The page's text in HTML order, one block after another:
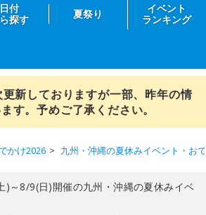
日付
探す
夏祭り
イベント
ランキング
新しておりますが一部、昨年の情
す。予めご了承ください。
かけ2026 九州・沖縄の夏休みイベント・お
)～8/9(日)開催の九州・沖縄の夏休みイベ